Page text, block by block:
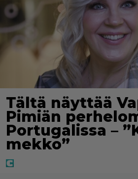
Tältä näyttää
Pimiän
Portugalissa –
mekko”